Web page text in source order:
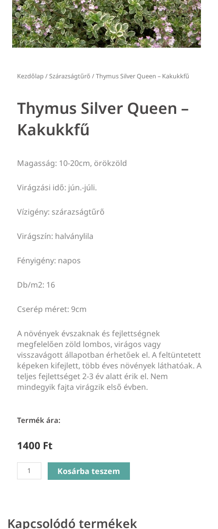
Kezdőlap /Szárazságtűrő / Thymus Silver Queen – Kakukkfű
Thymus Silver Queen –
Kakukkfű
Magasság: 10-20cm, örökzöld
Virágzási idő: jún.-júli.
Vízigény: szárazságtűrő
Virágszín: halványlila
Fényigény: napos
Db/m2: 16
Cserép méret: 9cm
A növények évszaknak és fejlettségnek
megfelelően zöld lombos, virágos vagy
visszavágott állapotban érhetőek el. A feltüntetett
képeken kifejlett, több éves növények láthatóak. A
teljes fejlettséget 2-3 év alatt érik el. Nem
mindegyik fajta virágzik első évben.
Termék ára:
1400 Ft
Thymus
Silver
mennyiség
Kosárba teszem
Kapcsolódó termékek